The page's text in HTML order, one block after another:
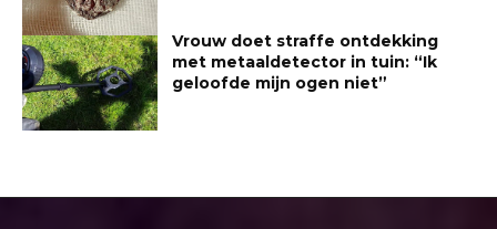
Vrouw doet straffe ontdekking
met metaaldetector in tuin: “Ik
geloofde mijn ogen niet”